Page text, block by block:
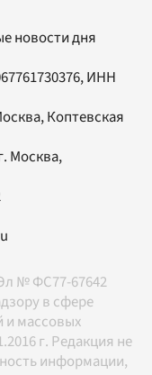
новости дня
ИНН
Коптевская
Москва,
№ ФС77-67642
в сфере
и массовых
г. Редакция не
информации,